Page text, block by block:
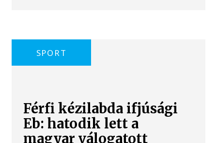
SPORT
Férfi kézilabda ifjúsági
Eb: hatodik lett a
magyar válogatott